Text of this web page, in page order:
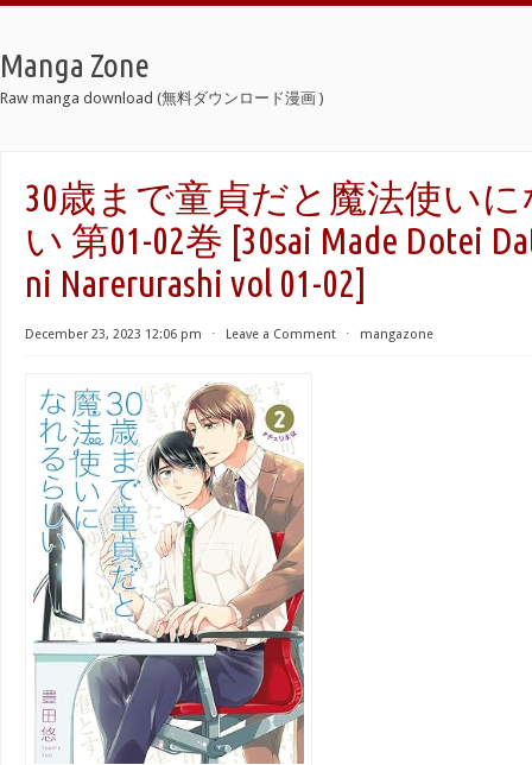
Manga Zone
Raw manga download (無料ダウンロード漫画 )
30歳まで童貞だと魔法使い
い 第01-02巻 [30sai Made Dotei
ni Narerurashi vol 01-02]
December 23, 2023 12:06 pm ⋅ Leave a Comment ⋅ mangazone